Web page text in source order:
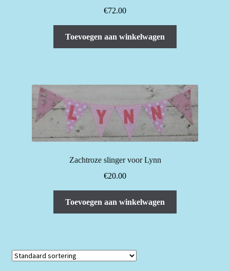
€72.00
Toevoegen aan winkelwagen
Zachtroze slinger voor Lynn
€20.00
Toevoegen aan winkelwagen